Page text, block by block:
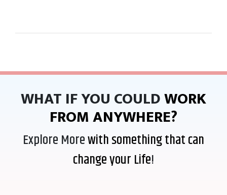
WHAT IF YOU COULDWORK
FROM ANYWHERE?
Explore Morewith something that can
change your Life!